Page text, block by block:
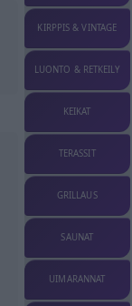
KIRPPIS & VINTAGE
LUONTO & RETKEILY
KEIKAT
TERASSIT
GRILLAUS
SAUNAT
UIMARANNAT